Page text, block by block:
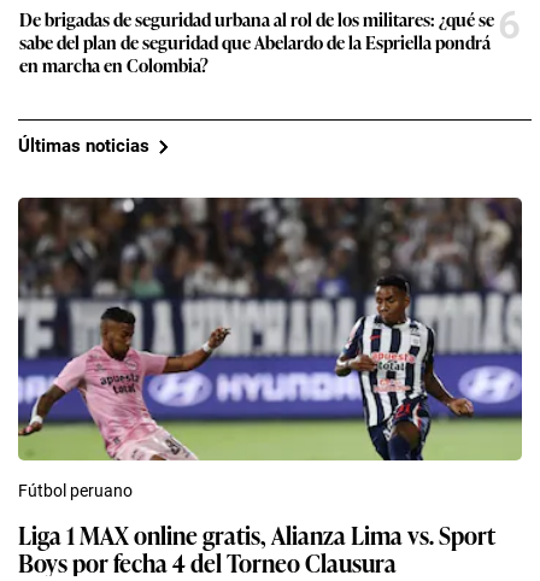
De brigadas de seguridad urbana al rol de los militares: ¿qué se
sabe del plan de seguridad que Abelardo de la Espriella pondrá
en marcha en Colombia?
6
Últimas noticias
Fútbol peruano
Liga 1 MAX online gratis, Alianza Lima vs. Sport
Boys por fecha 4 del Torneo Clausura